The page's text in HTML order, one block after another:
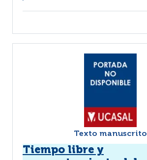
Texto manuscrito
Tiempo libre y